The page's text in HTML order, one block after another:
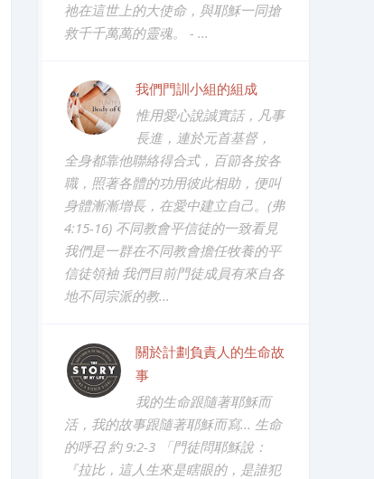
祂在這世上的大使命，與耶穌一同搶
救千千萬萬的靈魂。 - ...
我們門訓小組的組成
惟用愛心說誠實話，凡事
長進，連於元首基督，
全身都靠他聯絡得合式，百節各按各
職，照著各體的功用彼此相助，便叫
身體漸漸增長，在愛中建立自己。(弗
4:15-16) 不同教會平信徒的一致看見
我們是一群在不同教會擔任牧養的平
信徒領袖 我們目前門徒成員有來自各
地不同宗派的教...
關於計劃負責人的生命故
事
我的生命跟隨著耶穌而
活，我的故事跟隨著耶穌而寫... 生命
的呼召 約 9:2-3 「門徒問耶穌說：
『拉比，這人生來是瞎眼的，是誰犯